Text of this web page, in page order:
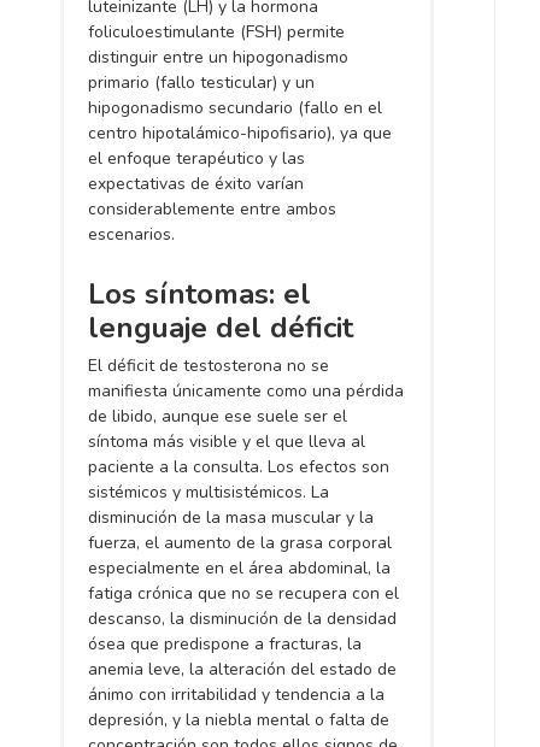
luteinizante (LH) y la hormona
foliculoestimulante (FSH) permite
distinguir entre un hipogonadismo
primario (fallo testicular) y un
hipogonadismo secundario (fallo en el
centro hipotalámico-hipofisario), ya que
el enfoque terapéutico y las
expectativas de éxito varían
considerablemente entre ambos
escenarios.
Los síntomas: el
lenguaje del déficit
El déficit de testosterona no se
manifiesta únicamente como una pérdida
de libido, aunque ese suele ser el
síntoma más visible y el que lleva al
paciente a la consulta. Los efectos son
sistémicos y multisistémicos. La
disminución de la masa muscular y la
fuerza, el aumento de la grasa corporal
especialmente en el área abdominal, la
fatiga crónica que no se recupera con el
descanso, la disminución de la densidad
ósea que predispone a fracturas, la
anemia leve, la alteración del estado de
ánimo con irritabilidad y tendencia a la
depresión, y la niebla mental o falta de